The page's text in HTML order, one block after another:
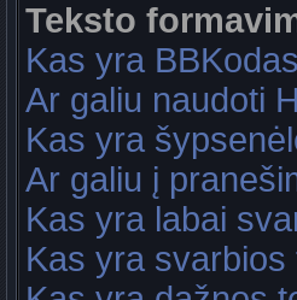
Teksto
Kas yra
Ar galiu naudoti
Kas yra
Ar galiu į
Kas yra labai
Kas yra svarbios